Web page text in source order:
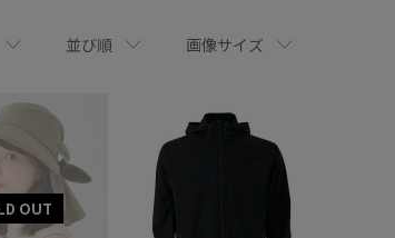
並び順 画像サイズ